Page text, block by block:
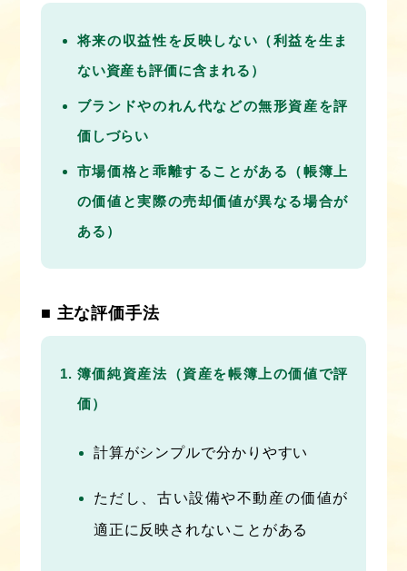
将来の収益性を反映しない（利益を生ま
ない資産も評価に含まれる）
ブランドやのれん代などの無形資産を評
価しづらい
市場価格と乖離することがある（帳簿上
の価値と実際の売却価値が異なる場合が
ある）
■ 主な評価手法
簿価純資産法（資産を帳簿上の価値で評
価）
計算がシンプルで分かりやすい
ただし、古い設備や不動産の価値が
適正に反映されないことがある